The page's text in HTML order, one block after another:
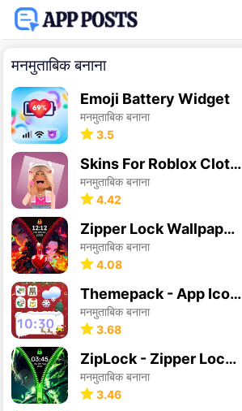
मनमुताबिक बनाना
Emoji Battery Widget
मनमुताबिक बनाना
3.5
Skins For Roblox Clothes
मनमुताबिक बनाना
4.42
Zipper Lock Wallpapers Screen
मनमुताबिक बनाना
4.08
Themepack - App Icons, Widgets
मनमुताबिक बनाना
3.68
ZipLock - Zipper Lock Screen
मनमुताबिक बनाना
3.46